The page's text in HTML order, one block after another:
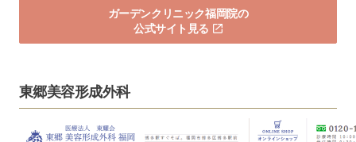
ガーデンクリニック福岡院の
公式サイト見る
東郷美容形成外科